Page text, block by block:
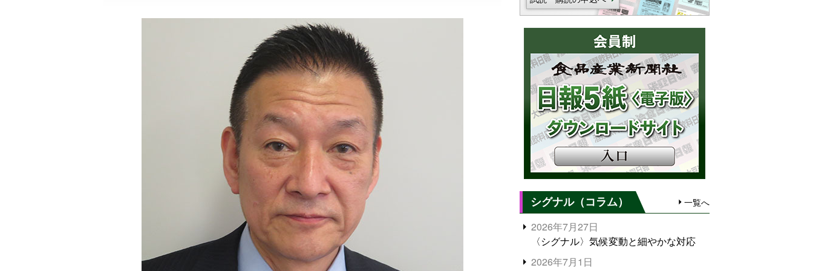
シグナル（コラム） 一覧へ
2026年7月27日
〈シグナル〉気候変動と細やかな対応
2026年7月1日